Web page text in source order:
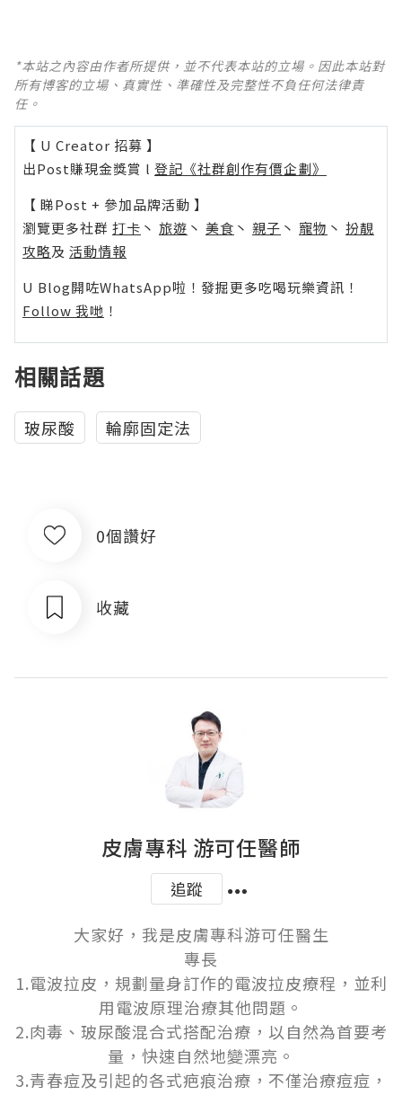
*本站之內容由作者所提供，並不代表本站的立場。因此本站對
所有博客的立場、真實性、準確性及完整性不負任何法律責
任。
【 U Creator 招募 】
出Post賺現金獎賞 l 登記《社群創作有價企劃》
【 睇Post + 參加品牌活動 】
瀏覽更多社群 打卡 丶 旅遊 丶 美食 丶 親子 丶 寵物 丶 扮靚
攻略及 活動情報
U Blog開咗WhatsApp啦！發掘更多吃喝玩樂資訊！
Follow 我哋 ！
相關話題
玻尿酸 輪廓固定法
0個讚好
收藏
皮膚專科 游可任醫師
追蹤
大家好，我是皮膚專科游可任醫生
專長
1.電波拉皮，規劃量身訂作的電波拉皮療程，並利
用電波原理治療其他問題。
2.肉毒、玻尿酸混合式搭配治療，以自然為首要考
量，快速自然地變漂亮。
3.青春痘及引起的各式疤痕治療，不僅治療痘痘，